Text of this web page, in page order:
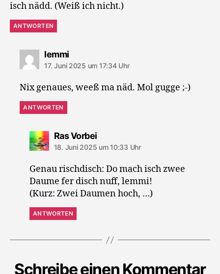
isch nädd. (Weiß ich nicht.)
ANTWORTEN
lemmisagt:
17. Juni 2025 um 17:34 Uhr
Nix genaues, weeß ma näd. Mol gugge ;-)
ANTWORTEN
Ras Vorbeisagt:
18. Juni 2025 um 10:33 Uhr
Genau rischdisch: Do mach isch zwee
Daume fer disch nuff, lemmi!
(Kurz: Zwei Daumen hoch, …)
ANTWORTEN
Schreibe einen Kommentar